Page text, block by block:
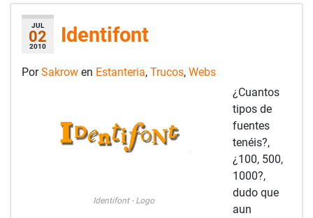
JUL
02
2010 Identifont
PorSakrow en Estanteria, Trucos, Webs
Identifont - Logo
¿Cuantos
tipos de
fuentes
tenéis?,
¿100, 500,
1000?,
dudo que
aun